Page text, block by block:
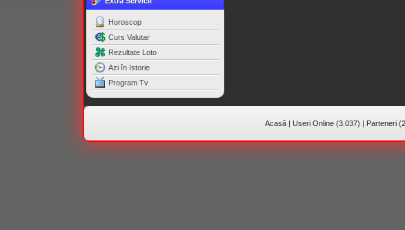
Horoscop
Curs Valutar
Rezultate Loto
Azi în Istorie
Program Tv
Acasă| Useri Online (3.037) | Parteneri